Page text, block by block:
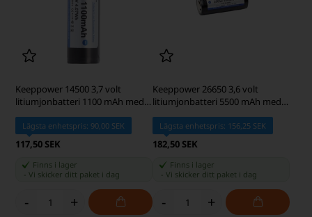
Keeppower 14500 3,7 volt
litiumjonbatteri 1100 mAh med
skyddskrets
Lägsta enhetspris: 90,00 SEK
117,50 SEK
Finns i lager
-Vi skicker ditt paket i dag
- +
Keeppower 26650 3,6 volt
litiumjonbatteri 5500 mAh med
skyddskrets
Lägsta enhetspris: 156,25 SEK
182,50 SEK
Finns i lager
Vi skicker ditt paket i dag
- +